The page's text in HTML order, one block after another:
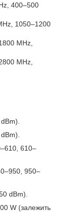
400–500
1050–1200
MHz,
MHz,
610–
950–
dBm).
W (залежить